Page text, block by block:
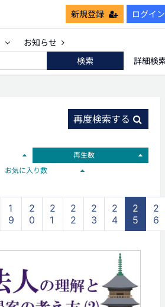
新規登録 ログイン
お知らせ
検索
詳細検
再度検索する
再生数
お気に入り数
1
9
2
0
2
1
2
2
2
3
2
4
2
5
2
6